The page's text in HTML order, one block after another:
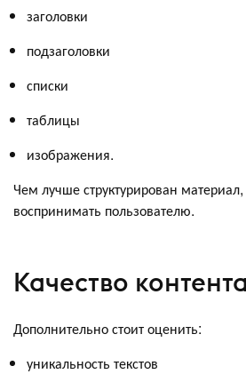
заголовки
подзаголовки
списки
таблицы
изображения.
Чем лучше структурирован
воспринимать пользователю.
Качество контента
Дополнительно стоит оценить:
уникальность текстов